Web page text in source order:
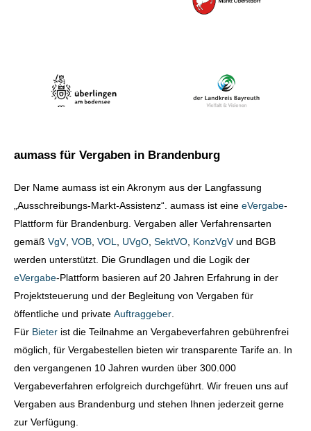
aumass für Vergaben in Brandenburg
Der Name aumass ist ein Akronym aus der Langfassung
„Ausschreibungs-Markt-Assistenz“. aumass ist eine eVergabe-
Plattform für Brandenburg. Vergaben aller Verfahrensarten
gemäß VgV, VOB VOL UVgO SektVO KonzVgVund BGB
werden unterstützt. Die Grundlagen und die Logik der
eVergabe-Plattform basieren auf 20 Jahren Erfahrung in der
Projektsteuerung und der Begleitung von Vergaben für
öffentliche und private Auftraggeber
Für Bieter ist die Teilnahme an Vergabeverfahren gebührenfrei
möglich, für Vergabestellen bieten wir transparente Tarife an. In
den vergangenen 10 Jahren wurden über 300.000
Vergabeverfahren erfolgreich durchgeführt. Wir freuen uns auf
Vergaben aus Brandenburg und stehen Ihnen jederzeit gerne
zur Verfügung.